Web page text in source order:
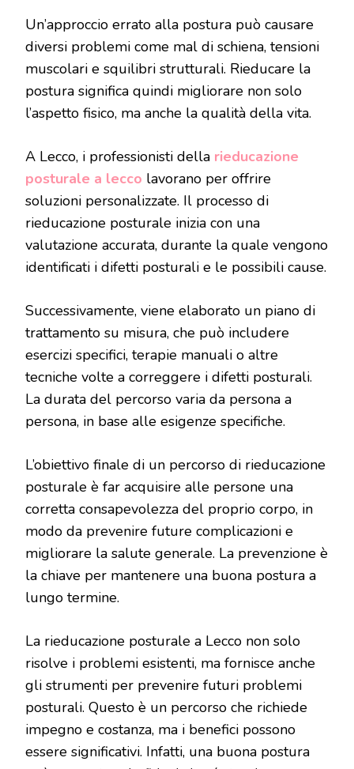
Un’approccio errato alla postura può causare
diversi problemi come mal di schiena, tensioni
muscolari e squilibri strutturali. Rieducare la
postura significa quindi migliorare non solo
l’aspetto fisico, ma anche la qualità della vita.
A Lecco, i professionisti della rieducazione
posturale a lecco lavorano per offrire
soluzioni personalizzate. Il processo di
rieducazione posturale inizia con una
valutazione accurata, durante la quale vengono
identificati i difetti posturali e le possibili cause.
Successivamente, viene elaborato un piano di
trattamento su misura, che può includere
esercizi specifici, terapie manuali o altre
tecniche volte a correggere i difetti posturali.
La durata del percorso varia da persona a
persona, in base alle esigenze specifiche.
L’obiettivo finale di un percorso di rieducazione
posturale è far acquisire alle persone una
corretta consapevolezza del proprio corpo, in
modo da prevenire future complicazioni e
migliorare la salute generale. La prevenzione è
la chiave per mantenere una buona postura a
lungo termine.
La rieducazione posturale a Lecco non solo
risolve i problemi esistenti, ma fornisce anche
gli strumenti per prevenire futuri problemi
posturali. Questo è un percorso che richiede
impegno e costanza, ma i benefici possono
essere significativi. Infatti, una buona postura